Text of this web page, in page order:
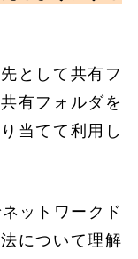
として共有フ
有フォルダを
当てて利用し
ットワークド
について理解